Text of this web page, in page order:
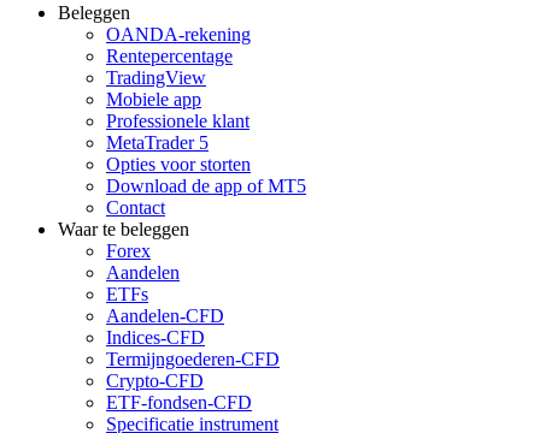
Beleggen
OANDA-rekening
Rentepercentage
TradingView
Mobiele app
Professionele klant
MetaTrader 5
Opties voor storten
Download de app of MT5
Contact
Waar te beleggen
Forex
Aandelen
ETFs
Aandelen-CFD
Indices-CFD
Termijngoederen-CFD
Crypto-CFD
ETF-fondsen-CFD
Specificatie instrument